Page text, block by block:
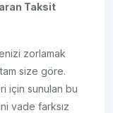
Taksit
zorlamak
size göre.
için sunulan bu
vade farksız